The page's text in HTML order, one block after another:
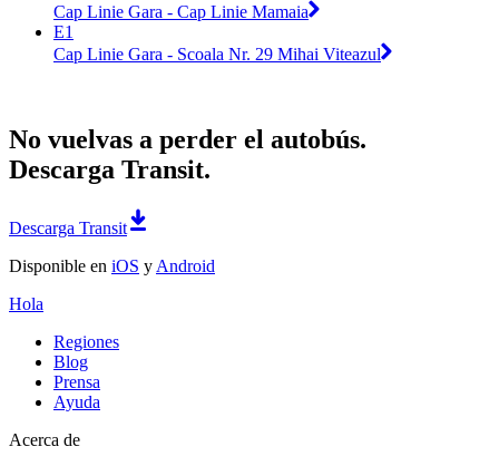
Cap Linie Gara - Cap Linie Mamaia
E1
Cap Linie Gara - Scoala Nr. 29 Mihai Viteazul
No vuelvas a perder el autobús.
Descarga Transit.
Descarga Transit
Disponible en iOS y Android
Hola
Regiones
Blog
Prensa
Ayuda
Acerca de